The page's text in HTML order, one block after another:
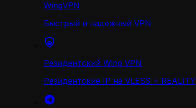
WingVPN
Быстрый и надежный VPN
Резидентский Wing VPN
Резидентские IP на VLESS + REALITY